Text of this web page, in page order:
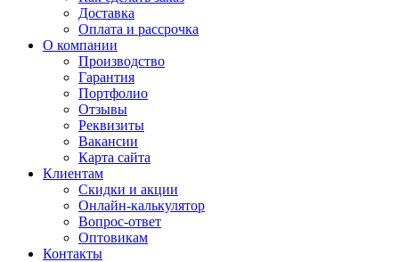
Доставка
Оплата и рассрочка
О компании
Производство
Гарантия
Портфолио
Отзывы
Реквизиты
Вакансии
Карта сайта
Клиентам
Скидки и акции
Онлайн-калькулятор
Вопрос-ответ
Оптовикам
Контакты